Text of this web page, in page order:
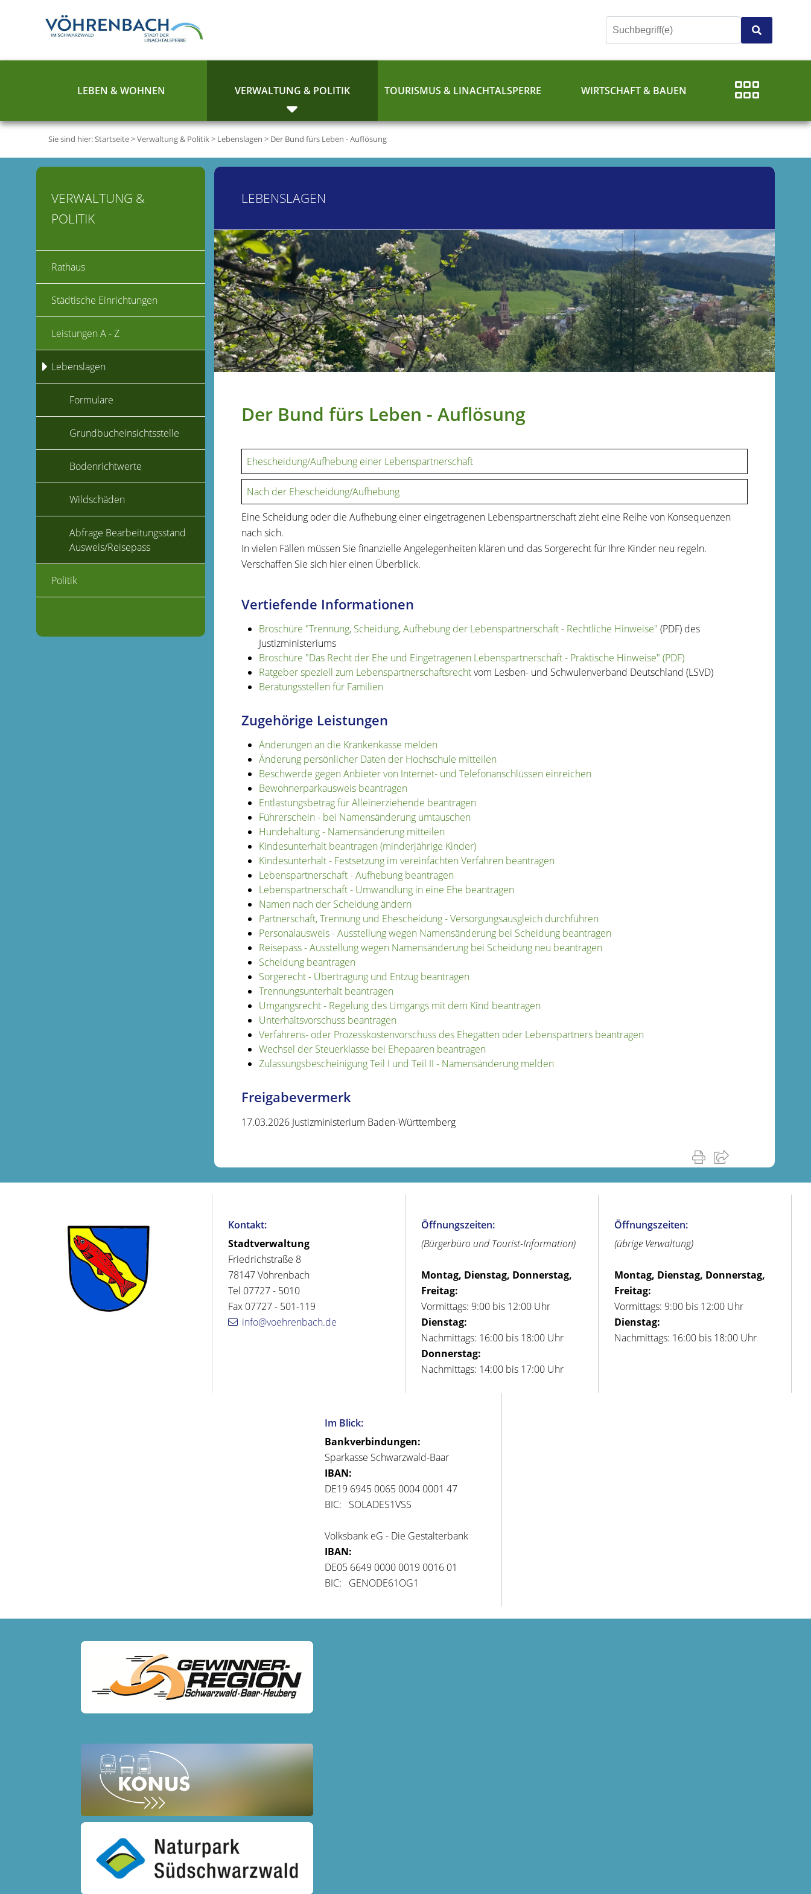
LEBEN & WOHNEN VERWALTUNG & POLITIK TOURISMUS & LINACHTALSPERRE WIRTSCHAFT & BAUEN
Sie sind hier:Startseite>Verwaltung & Politik> Lebenslagen > Der Bund fürs Leben - Auflösung
LEBENSLAGEN
Der Bund fürs Leben - Auflösung
Ehescheidung/Aufhebung einer Lebenspartnerschaft
Nach der Ehescheidung/Aufhebung
Eine Scheidung oder die Aufhebung einer eingetragenen Lebenspartnerschaft zieht eine Reihe von Konsequenzen
nach sich.
In vielen Fällen müssen Sie finanzielle Angelegenheiten klären und das Sorgerecht für Ihre Kinder neu regeln.
Verschaffen Sie sich hier einen Überblick.
Vertiefende Informationen
Broschüre "Trennung, Scheidung, Aufhebung der Lebenspartnerschaft - Rechtliche Hinweise" (PDF) des
Justizministeriums
Broschüre "Das Recht der Ehe und Eingetragenen Lebenspartnerschaft - Praktische Hinweise" (PDF)
Ratgeber speziell zum Lebenspartnerschaftsrechtvom Lesben- und Schwulenverband Deutschland (LSVD)
Beratungsstellen für Familien
Zugehörige Leistungen
Änderungen an die Krankenkasse melden
Änderung persönlicher Daten der Hochschule mitteilen
Beschwerde gegen Anbieter von Internet- und Telefonanschlüssen einreichen
Bewohnerparkausweis beantragen
Entlastungsbetrag für Alleinerziehende beantragen
Führerschein - bei Namensänderung umtauschen
Hundehaltung - Namensänderung mitteilen
Kindesunterhalt beantragen (minderjährige Kinder)
Kindesunterhalt - Festsetzung im vereinfachten Verfahren beantragen
Lebenspartnerschaft - Aufhebung beantragen
Lebenspartnerschaft - Umwandlung in eine Ehe beantragen
Namen nach der Scheidung ändern
Partnerschaft, Trennung und Ehescheidung - Versorgungsausgleich durchführen
Personalausweis - Ausstellung wegen Namensänderung bei Scheidung beantragen
Reisepass - Ausstellung wegen Namensänderung bei Scheidung neu beantragen
Scheidung beantragen
Sorgerecht - Übertragung und Entzug beantragen
Trennungsunterhalt beantragen
Umgangsrecht - Regelung des Umgangs mit dem Kind beantragen
Unterhaltsvorschuss beantragen
Verfahrens- oder Prozesskostenvorschuss des Ehegatten oder Lebenspartners beantragen
Wechsel der Steuerklasse bei Ehepaaren beantragen
Zulassungsbescheinigung Teil I und Teil II - Namensänderung melden
Freigabevermerk
17.03.2026 Justizministerium Baden-Württemberg
VERWALTUNG &
POLITIK
Rathaus
Städtische Einrichtungen
Leistungen A - Z
Lebenslagen
Formulare
Grundbucheinsichtsstelle
Bodenrichtwerte
Wildschäden
Abfrage Bearbeitungsstand
Ausweis/Reisepass
Politik
Kontakt:
Stadtverwaltung
Friedrichstraße 8
78147 Vöhrenbach
Tel 07727 - 5010
Fax 07727 - 501-119
info@voehrenbach.de
Öffnungszeiten:
(Bürgerbüro und Tourist-Information)
Montag, Dienstag, Donnerstag,
Freitag:
Vormittags: 9:00 bis 12:00 Uhr
Dienstag:
Nachmittags: 16:00 bis 18:00 Uhr
Donnerstag:
Nachmittags: 14:00 bis 17:00 Uhr
Öffnungszeiten:
(übrige Verwaltung)
Montag, Dienstag, Donnerstag,
Freitag:
Vormittags: 9:00 bis 12:00 Uhr
Dienstag:
Nachmittags: 16:00 bis 18:00 Uhr
Im Blick:
Bankverbindungen:
Sparkasse Schwarzwald-Baar
IBAN:
DE19 6945 0065 0004 0001 47
BIC: SOLADES1VSS
Volksbank eG - Die Gestalterbank
IBAN:
DE05 6649 0000 0019 0016 01
BIC: GENODE61OG1